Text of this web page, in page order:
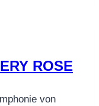
ROSE
von